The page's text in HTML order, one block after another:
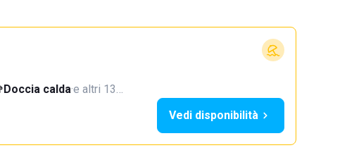
Doccia calda·e altri 13…
Vedi disponibilità